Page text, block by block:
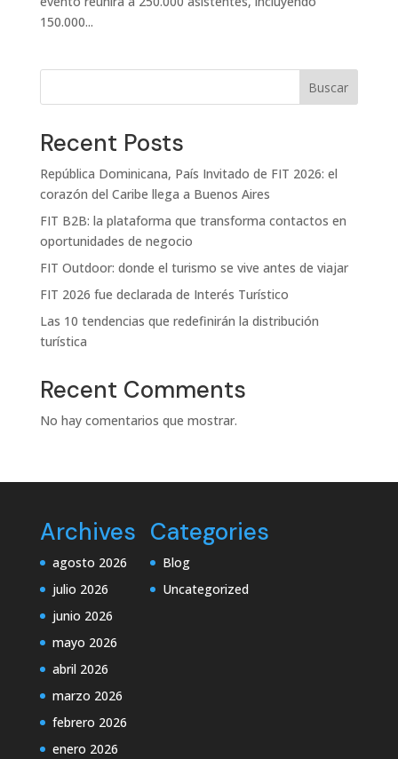
150.000...
Buscar
Recent Posts
República Dominicana, País Invitado de FIT 2026: el
corazón del Caribe llega a Buenos Aires
FIT B2B: la plataforma que transforma contactos en
oportunidades de negocio
FIT Outdoor: donde el turismo se vive antes de viajar
FIT 2026 fue declarada de Interés Turístico
Las 10 tendencias que redefinirán la distribución
turística
Recent Comments
No hay comentarios que mostrar.
Archives
agosto 2026
julio 2026
junio 2026
mayo 2026
abril 2026
marzo 2026
febrero 2026
enero 2026
Categories
Blog
Uncategorized